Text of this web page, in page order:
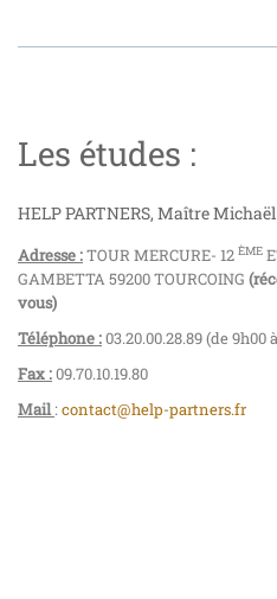
Les études :
HELP PARTNERS, Maître
Adresse :TOUR MERCURE- 12 ÈME
GAMBETTA 59200 TOURCOING
vous)
Téléphone :03.20.00.28.89 (de 9h00
Fax :09.70.10.19.80
Mail: contact@help-partners.fr